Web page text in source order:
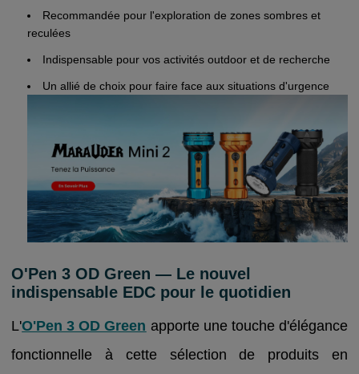
Recommandée pour l'exploration de zones sombres et
reculées
Indispensable pour vos activités outdoor et de recherche
Un allié de choix pour faire face aux situations d'urgence
O'Pen 3 OD Green — Le nouvel
indispensable EDC pour le quotidien
L'O'Pen 3 OD Green apporte une touche d'élégance
fonctionnelle à cette sélection de produits en